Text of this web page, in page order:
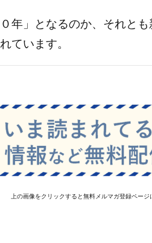
年」となるのか、それと
ています。
上の画像をクリックすると無料メルマガ登録ページ